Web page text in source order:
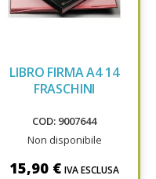
LIBRO FIRMA A4 14
FRASCHINI
COD: 9007644
Non disponibile
15,90 € IVA ESCLUSA